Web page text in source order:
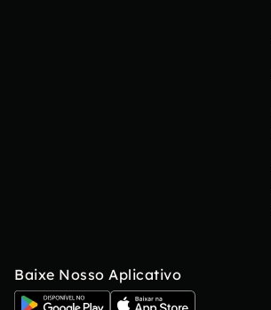
Baixe Nosso Aplicativo